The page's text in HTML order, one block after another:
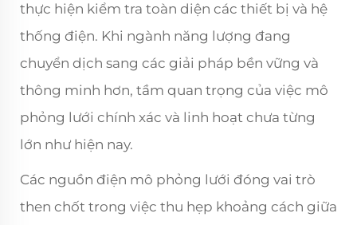
thực hiện kiểm tra toàn diện các thiết bị và hệ
thống điện. Khi ngành năng lượng đang
chuyển dịch sang các giải pháp bền vững và
thông minh hơn, tầm quan trọng của việc mô
phỏng lưới chính xác và linh hoạt chưa từng
lớn như hiện nay.
Các nguồn điện mô phỏng lưới đóng vai trò
then chốt trong việc thu hẹp khoảng cách giữa